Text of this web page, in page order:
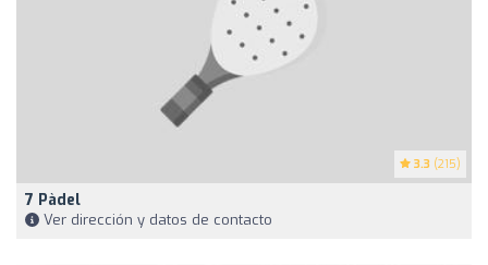
3.3 (215)
7 Pàdel
Ver dirección y datos de contacto